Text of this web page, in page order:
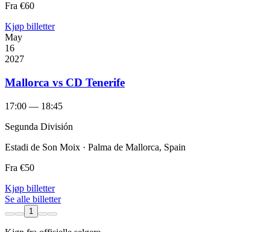
Fra €60
Kjøp billetter
May
16
2027
Mallorca vs CD Tenerife
17:00 — 18:45
Segunda División
Estadi de Son Moix · Palma de Mallorca, Spain
Fra €50
Kjøp billetter
Se alle billetter
1